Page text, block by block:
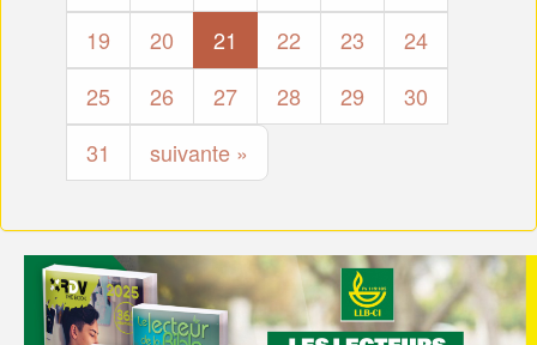
19
20 21 22 23
24
25
26 27 28 29
30
31
suivante »